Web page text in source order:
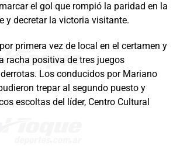
el gol que rompió la paridad en la
y decretar la victoria visitante.
primera vez de local en el certamen y
racha positiva de tres juegos
Los conducidos por Mariano
trepar al segundo puesto y
escoltas del líder, Centro Cultural